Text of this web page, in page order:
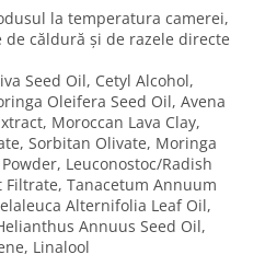
la temperatura camerei,
căldură și de razele directe
Seed Oil, Cetyl Alcohol,
Oleifera Seed Oil, Avena
Moroccan Lava Clay,
Sorbitan Olivate, Moringa
Leuconostoc/Radish
Filtrate, Tanacetum Annuum
Alternifolia Leaf Oil,
Annuus Seed Oil,
Linalool